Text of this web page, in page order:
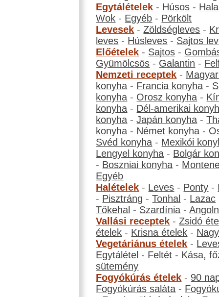
Egytálételek - Húsos -
Wok - Egyéb - Pörkölt
Levesek -Zöldségleves -
leves - Húsleves - Sajtos
Előételek - Sajtos -
Gyümölcsös - Galantin -
Nemzeti receptek -
konyha - Francia konyha -
konyha - Orosz konyha -
konyha - Dél-amerikai
konyha -Japán konyha -
konyha - Német konyha -
Svéd konyha - Mexikói
Lengyel konyha - Bolgár
- Boszniai konyha -
Egyéb
Halételek - Leves - Ponty -
- Pisztráng -Tonhal - Lazac
Tőkehal - Szardínia -
Vallási receptek -Zsidó
ételek - Krisna ételek -
Vegetáriánus ételek -
Egytálétel - Feltét - Kása,
sütemény
Fogyókúrás ételek - 90
Fogyókúrás saláta -